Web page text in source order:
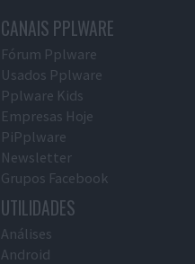
CANAIS PPLWARE
Fórum Pplware
Usados Pplware
Pplware Kids
Empresas Hoje
PiPplware
Newsletter
Grupos Facebook
UTILIDADES
Análises
Android